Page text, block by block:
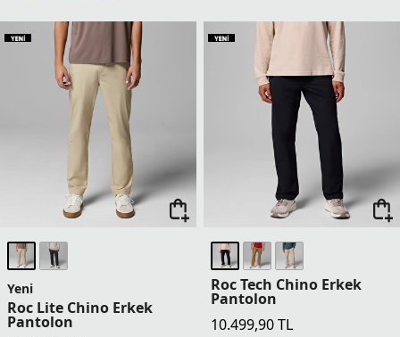
Yeni
Roc Lite Chino Erkek
Pantolon
Roc Tech Chino Erkek
Pantolon
10.499,90TL